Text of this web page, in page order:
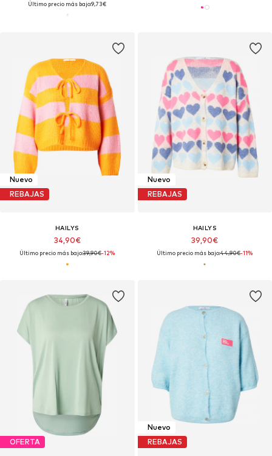
Último precio más bajo:9,73€
Nuevo
REBAJAS
HAILYS
34,90€
Último precio más bajo:39,90€-12%
Nuevo
REBAJAS
HAILYS
39,90€
Último precio más bajo:44,90€-11%
OFERTA
Nuevo
REBAJAS